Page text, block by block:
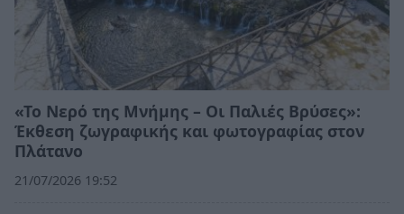
«Το Νερό της Μνήμης – Οι Παλιές Βρύσες»:
Έκθεση ζωγραφικής και φωτογραφίας στον
Πλάτανο
21/07/2026 19:52